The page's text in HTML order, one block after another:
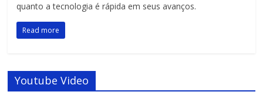
quanto a tecnologia é rápida em seus avanços.
Read more
Youtube Video